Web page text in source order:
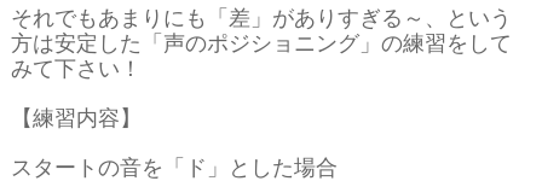
それでもあまりにも「差」がありすぎる～、という
方は安定した「声のポジショニング」の練習をして
みて下さい！
【練習内容】
スタートの音を「ド」とした場合